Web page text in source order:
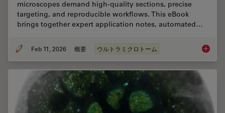
microscopes demand high‑quality sections, precise
targeting, and reproducible workflows. This eBook
brings together expert application notes, automated…
Feb 11, 2026 概要 ウルトラミクロトーム